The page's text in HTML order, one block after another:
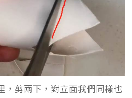
，剪兩下，對立面我們同樣也